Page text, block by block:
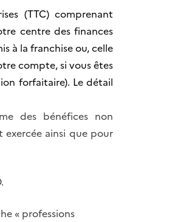
(TTC) comprenant
centre des finances
à la franchise ou, celle
compte, si vous êtes
forfaitaire). Le détail
des bénéfices non
ainsi que pour
« professions